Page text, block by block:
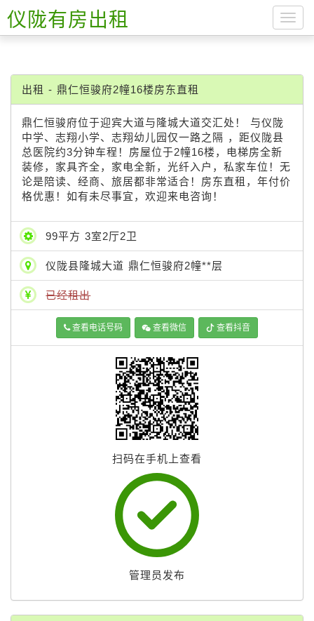
导
航
仪陇有房出租
出租 - 鼎仁恒骏府2幢16楼房东直租
鼎仁恒骏府位于迎宾大道与隆城大道交汇处！ 与仪陇
中学、志翔小学、志翔幼儿园仅一路之隔 ，距仪陇县
总医院约3分钟车程！房屋位于2幢16楼，电梯房全新
装修，家具齐全，家电全新，光纤入户，私家车位！无
论是陪读、经商、旅居都非常适合！房东直租，年付价
格优惠！如有未尽事宜，欢迎来电咨询！
99平方 3室2厅2卫
仪陇县隆城大道 鼎仁恒骏府2幢**层
已经租出
查看电话号码 查看微信 查看抖音
扫码在手机上查看
管理员发布